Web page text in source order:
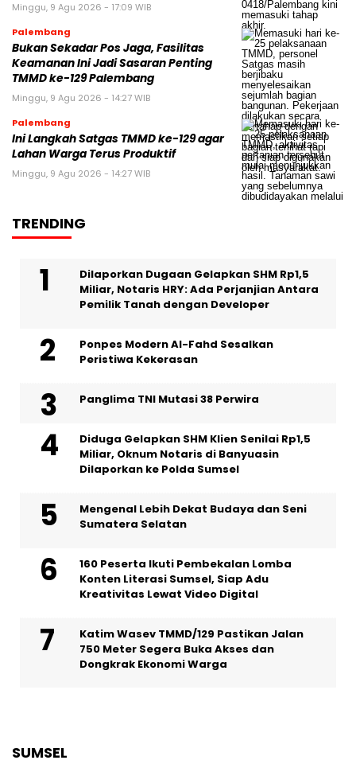
Minggu, 9 Agu 2026 - 17:09 WIB
Palembang
Bukan Sekadar Pos Jaga, Fasilitas
Keamanan Ini Jadi Sasaran Penting
TMMD ke-129 Palembang
Minggu, 9 Agu 2026 - 14:27 WIB
Palembang
Ini Langkah Satgas TMMD ke-129 agar
Lahan Warga Terus Produktif
Minggu, 9 Agu 2026 - 14:27 WIB
TRENDING
Dilaporkan Dugaan Gelapkan SHM Rp1,5
Miliar, Notaris HRY: Ada Perjanjian Antara
Pemilik Tanah dengan Developer
Ponpes Modern Al-Fahd Sesalkan
Peristiwa Kekerasan
Panglima TNI Mutasi 38 Perwira
Diduga Gelapkan SHM Klien Senilai Rp1,5
Miliar, Oknum Notaris di Banyuasin
Dilaporkan ke Polda Sumsel ‎
Mengenal Lebih Dekat Budaya dan Seni
Sumatera Selatan
160 Peserta Ikuti Pembekalan Lomba
Konten Literasi Sumsel, Siap Adu
Kreativitas Lewat Video Digital ‎
Katim Wasev TMMD/129 Pastikan Jalan
750 Meter Segera Buka Akses dan
Dongkrak Ekonomi Warga
SUMSEL